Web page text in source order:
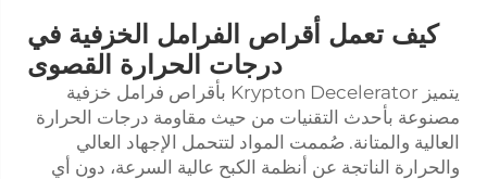
كيف تعمل أقراص الفرامل الخزفية في
درجات الحرارة القصوى
يتميز Krypton Decelerator بأقراص فرامل خزفية
مصنوعة بأحدث التقنيات من حيث مقاومة درجات الحرارة
العالية والمتانة. صُممت المواد لتتحمل الإجهاد العالي
والحرارة الناتجة عن أنظمة الكبح عالية السرعة، دون أي